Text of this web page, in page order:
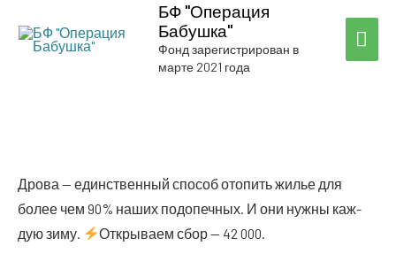
БФ "Операция
Бабушка"
Фонд зарегистрирован в
марте 2021 года
Дро­ва — един­ствен­ный спо­соб ото­пить жилье для
более чем 90% наших под­опеч­ных. И они нуж­ны каж­
дую зиму.
Откры­ва­ем сбор — 42 000.